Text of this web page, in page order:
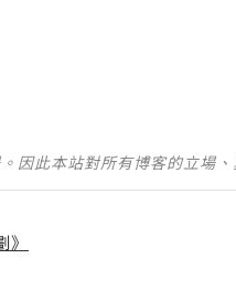
因此本站對所有博客的立場